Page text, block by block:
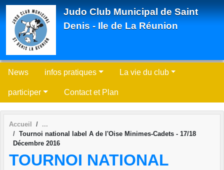
Judo Club Municipal de Saint
Denis - Ile de La Réunion
News infos pratiques La vie du club
participer Contact et Plan
Accueil
Tournoi national label A de l'Oise Minimes-Cadets - 17/18
Décembre 2016
TOURNOI NATIONAL
Panneau de gestion des cookies